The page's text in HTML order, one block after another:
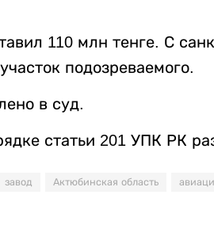
110 млн тенге. С
подозреваемого.
в суд.
статьи 201 УПК РК
завод Актюбинская область